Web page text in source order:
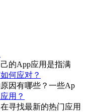
的App应用是指满
何应对？
因有哪些？一些Ap
用？
寻找最新的热门应用